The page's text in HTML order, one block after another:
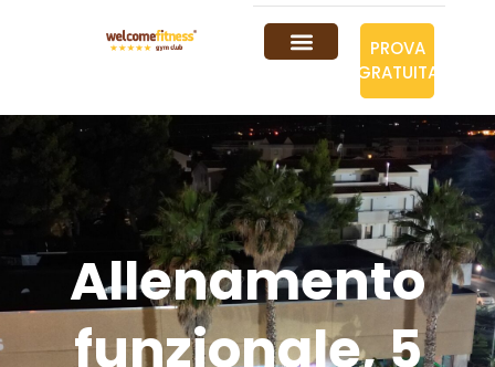
PROVA
GRATUITA
Allenamento
funzionale, 5